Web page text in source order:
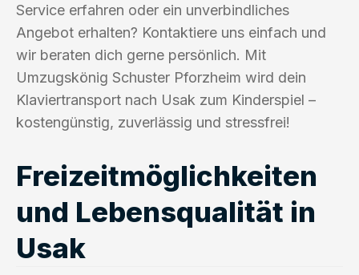
Service erfahren oder ein unverbindliches
Angebot erhalten? Kontaktiere uns einfach und
wir beraten dich gerne persönlich. Mit
Umzugskönig Schuster Pforzheim wird dein
Klaviertransport nach Usak zum Kinderspiel –
kostengünstig, zuverlässig und stressfrei!
Freizeitmöglichkeiten
und Lebensqualität in
Usak